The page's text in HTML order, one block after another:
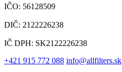
IČO: 56128509
DIČ: 2122226238
IČ DPH: SK2122226238
+421 915 772 088 info@allfilters.sk